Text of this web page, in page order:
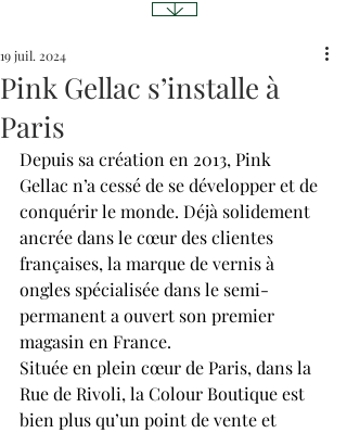
Pink Gellac s’installe à
Paris
19 juil. 2024
Depuis sa création en 2013, Pink
Gellac n’a cessé de se développer et de
conquérir le monde. Déjà solidement
ancrée dans le cœur des clientes
françaises, la marque de vernis à
ongles spécialisée dans le semi-
permanent a ouvert son premier
magasin en France.
Située en plein cœur de Paris, dans la
Rue de Rivoli, la Colour Boutique est
bien plus qu’un point de vente et